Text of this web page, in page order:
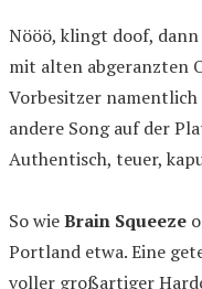
Nööö, klingt doof,
mit alten abgeranzten
Vorbesitzer
andere Song auf der
Authentisch, teuer,
So wieBrain Squeeze
Portland etwa. Eine
voller großartiger